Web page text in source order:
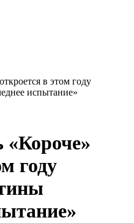
в этом году
испытание»
«Короче»
году